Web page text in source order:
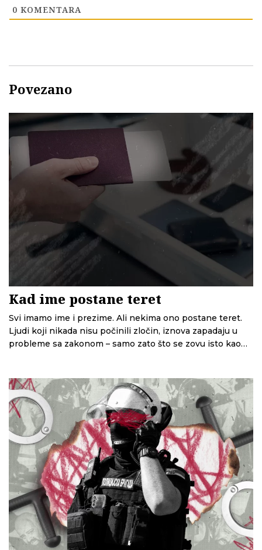
0 KOMENTARA
Povezano
Kad ime postane teret
Svi imamo ime i prezime. Ali nekima ono postane teret.
Ljudi koji nikada nisu počinili zločin, iznova zapadaju u
probleme sa zakonom – samo zato što se zovu isto kao
sa imenima sa Interpolovih spiskova, o apsurdima
sistema i o tome šta znači kada ti identitet postane
problem koji ne možeš da rešiš.